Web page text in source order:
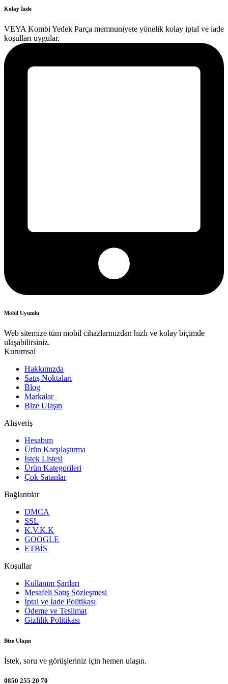
Kolay İade
VEYA Kombi Yedek Parça memnuniyete yönelik kolay iptal ve iade
koşulları uygular.
Mobil Uyumlu
Web sitemize tüm mobil cihazlarınızdan hızlı ve kolay biçimde
ulaşabilirsiniz.
Kurumsal
Hakkımızda
Satış Noktaları
Blog
Markalar
Bize Ulaşın
Alışveriş
Hesabım
Ürün Karşılaştırma
İstek Listesi
Ürün Kategorileri
Çok Satanlar
Bağlantılar
DMCA
SSL
K.V.K.K
GOOGLE
ETBİS
Koşullar
Kullanım Şartları
Mesafeli Satış Sözleşmesi
İptal ve İade Politikası
Ödeme ve Teslimat
Gizlilik Politikası
Bize Ulaşın
İstek, soru ve görüşleriniz için hemen ulaşın.
0850 255 20 70